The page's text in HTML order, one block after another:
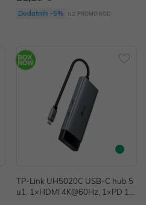
Dodatnih -5% uz PROMO KOD
TP-Link UH5020C USB-C hub 5
u1, 1×HDMI 4K@60Hz, 1×PD 10